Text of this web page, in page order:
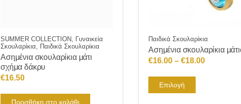
σελίδα
προϊόντος
SUMMER COLLECTION, Γυναικεία
Σκουλαρίκια, Παιδικά Σκουλαρίκια
Ασημένια σκουλαρίκια μάτι
σχήμα δάκρυ
€16.50
Προσθήκη στο καλάθι
Παιδικά Σκουλαρίκια
Ασημένια σκουλαρίκια
€16.00 – €18.00Price
Επιλογή
το